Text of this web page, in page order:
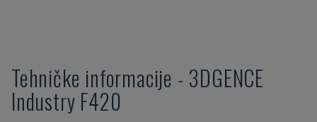
Tehničke informacije - 3DGENCE
Industry F420